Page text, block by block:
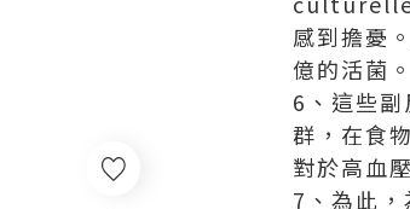
感到擔憂
億的活菌。
6、這些
群，在食
對於高血
7、為此